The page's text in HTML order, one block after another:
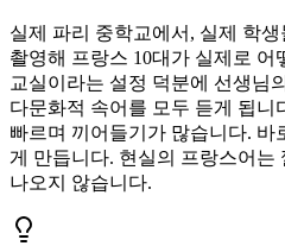
실제 파리 중학교에서, 실제 학
촬영해 프랑스 10대가 실제로
교실이라는 설정 덕분에 선생님
다문화적 속어를 모두 듣게 됩니
빠르며 끼어들기가 많습니다. 바
게 만듭니다. 현실의 프랑스어는
나오지 않습니다.